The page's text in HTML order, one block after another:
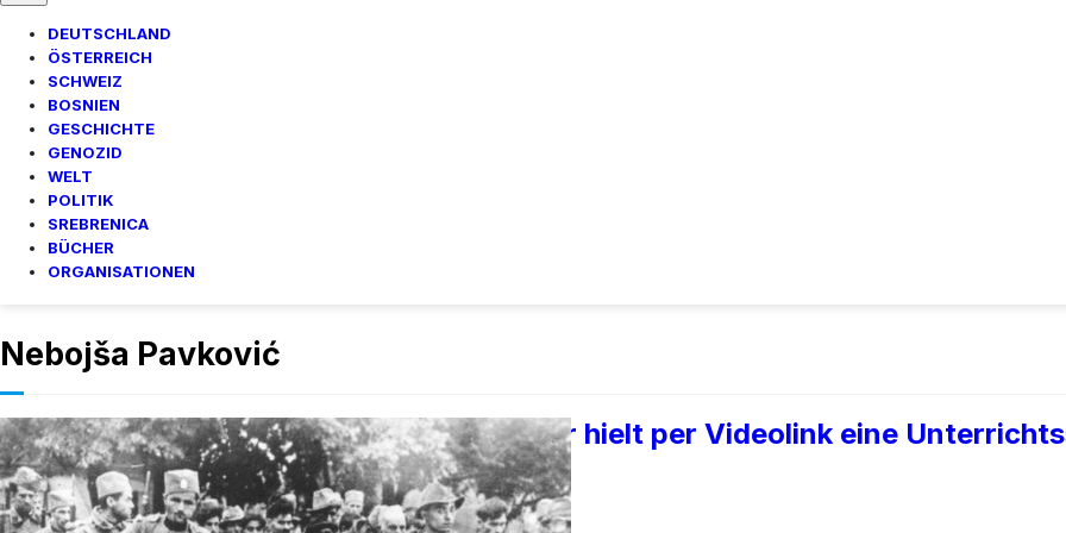
DEUTSCHLAND
ÖSTERREICH
SCHWEIZ
BOSNIEN
GESCHICHTE
GENOZID
WELT
POLITIK
SREBRENICA
BÜCHER
ORGANISATIONEN
Nebojša Pavković
Kriegsverbrecher hielt per Videolink eine
Serbien
Welt·Bybhnews–05/08/2023